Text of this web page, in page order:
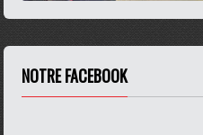
NOTRE FACEBOOK